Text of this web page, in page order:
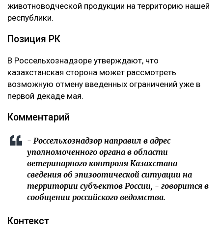
животноводческой продукции на территорию нашей
республики.
‎Позиция РК
‎В Россельхознадзоре утверждают, что
казахстанская сторона может рассмотреть
возможную отмену введенных ограничений уже в
первой декаде мая.
‎Комментарий
‎- Россельхознадзор направил в адрес
уполномоченного органа в области
ветеринарного контроля Казахстана
сведения об эпизоотической ситуации на
территории субъектов России, - говорится в
сообщении российского ведомства.
‎Контекст